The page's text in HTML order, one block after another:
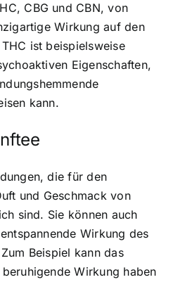
CBG und CBN, von
Wirkung auf den
ist beispielsweise
Eigenschaften,
kann.
die für den
und Geschmack von
sind. Sie können auch
Wirkung des
Beispiel kann das
Wirkung haben